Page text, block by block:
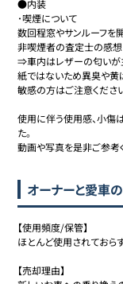
●内装
･喫煙について
数回程窓やサンルーフを
非喫煙者の査定士の感想
⇒車内はレザーの匂いが
紙ではないため異臭や黄
敏感の方はご注意ください
使用に伴う使用感、小傷
た。
動画や写真を是非ご参考
オーナーと愛車
【使用頻度/保管】
ほとんど使用されておら
【売却理由】